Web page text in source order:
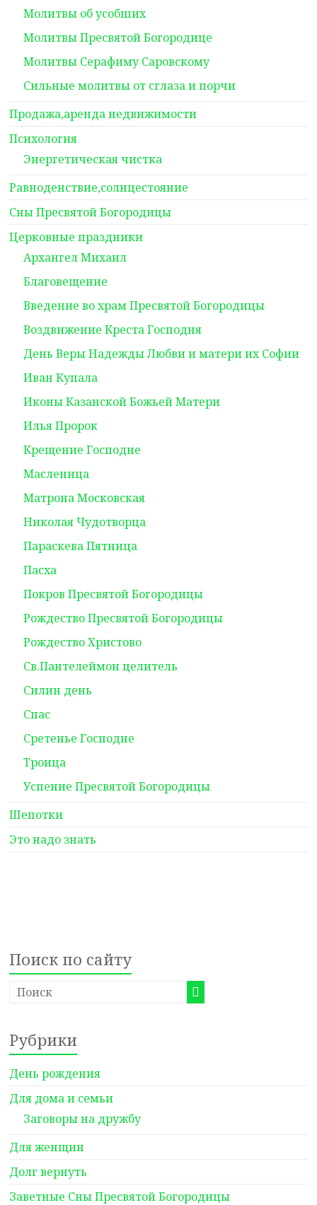
Молитвы об усобших
Молитвы Пресвятой Богородице
Молитвы Серафиму Саровскому
Сильные молитвы от сглаза и порчи
Продажа,аренда недвижимости
Психология
Энергетическая чистка
Равноденствие,солнцестояние
Сны Пресвятой Богородицы
Церковные праздники
Архангел Михаил
Благовещение
Введение во храм Пресвятой Богородицы
Воздвижение Креста Господня
День Веры Надежды Любви и матери их Софии
Иван Купала
Иконы Казанской Божьей Матери
Илья Пророк
Крещение Господне
Масленица
Матрона Московская
Николая Чудотворца
Параскева Пятница
Пасха
Покров Пресвятой Богородицы
Рождество Пресвятой Богородицы
Рождество Христово
Св.Пантелеймон целитель
Силин день
Спас
Сретенье Господне
Троица
Успение Пресвятой Богородицы
Шепотки
Это надо знать
Поиск по сайту
Рубрики
День рождения
Для дома и семьи
Заговоры на дружбу
Для женщин
Долг вернуть
Заветные Сны Пресвятой Богородицы